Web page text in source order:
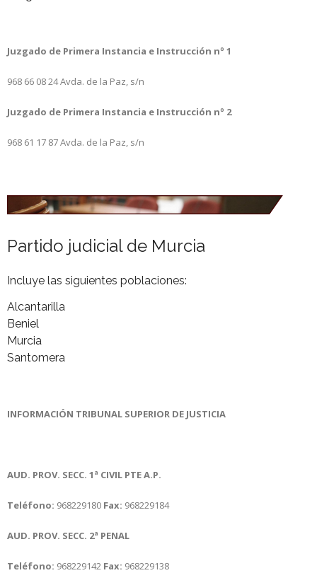
Juzgado de Primera Instancia e Instrucción nº 1
968 66 08 24Avda. de la Paz, s/n
Juzgado de Primera Instancia e Instrucción nº 2
968 61 17 87Avda. de la Paz, s/n
Partido judicial de Murcia
Incluye las siguientes poblaciones:
Alcantarilla
Beniel
Murcia
Santomera
INFORMACIÓN TRIBUNAL SUPERIOR DE JUSTICIA
AUD. PROV. SECC. 1ª CIVIL PTE A.P.
Teléfono: 968229180 Fax: 968229184
AUD. PROV. SECC. 2ª PENAL
Teléfono: 968229142 Fax: 968229138